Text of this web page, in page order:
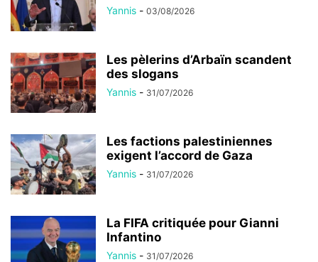
Yannis - 03/08/2026
Les pèlerins d’Arbaïn scandent
des slogans
Yannis - 31/07/2026
Les factions palestiniennes
exigent l’accord de Gaza
Yannis - 31/07/2026
La FIFA critiquée pour Gianni
Infantino
Yannis - 31/07/2026